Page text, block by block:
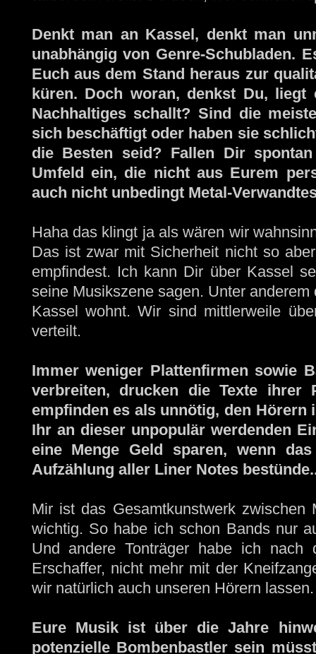
Denkt man an Kassel, denkt man
unabhängig von Genre-Schubladen.
Euch aus dem Stand heraus zur
küren. Doch woran, denkst Du,
Nachhaltiges schallt? Sind die
sich beschäftigt oder haben sie
die Besten seid? Fallen Dir
Umfeld ein, die nicht aus Eurem
auch nicht unbedingt Metal-
Haha das klingt ja als wären wir
Das ist zwar mit Sicherheit nicht so
empfindest. Ich kann Dir über Kassel
seine Musikszene sagen. Unter
Kassel wohnt. Wir sind mittlerweile
verteilt.
Immer weniger Plattenfirmen sowie
verbreiten, drucken die Texte ihrer
empfinden es als unnötig, den Hörern
Ihr an dieser unpopulär werdenden
eine Menge Geld sparen, wenn
Aufzählung aller Liner Notes
Mir ist das Gesamtkunstwerk
wichtig. So habe ich schon Bands nur
Und andere Tonträger habe ich nach
Erschaffer, nicht mehr mit der
wir natürlich auch unseren Hörern lassen.
Eure Musik ist über die Jahre
potenzielle Bombenbastler sein